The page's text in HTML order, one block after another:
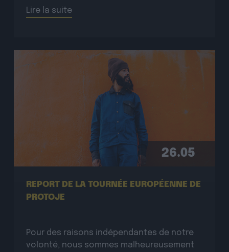
Lire la suite
26.05
REPORT DE LA TOURNÉE EUROPÉENNE DE
PROTOJE
Pour des raisons indépendantes de notre
volonté, nous sommes malheureusement